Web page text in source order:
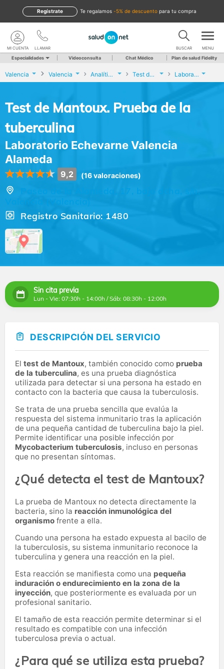
te regalamos -5% de descuento para tu compra
Regístrate
LLAMAR
MI CUENTA BUSCAR MENU
Especialidades Videoconsulta Chat Médico Plan de salud Fidelity
Valencia Valencia Analíticas y Genética Test de Mantoux. Prueba de la tuberculina Laboratorio Echevarne Valencia Alameda
Test de Mantoux. Prueba de la
tuberculina
Laboratorio Echevarne Valencia
Alameda
9,2 (16 valoraciones)
Paseo de la Alameda, 17, bajo dcha, s/n,
Registro Sanitario: 1480
Sin cita previa
Lun - Vie: 07:30h - 14:00h / Sáb: 08:30h - 12:00h
DESCRIPCIÓN DEL SERVICIO
El test de Mantoux, también conocido como prueba
de la tuberculina, es una prueba diagnóstica
utilizada para detectar si una persona ha estado en
contacto con la bacteria que causa la tuberculosis.
Se trata de una prueba sencilla que evalúa la
respuesta del sistema inmunitario tras la aplicación
de una pequeña cantidad de tuberculina bajo la piel.
Permite identificar una posible infección por
Mycobacterium tuberculosis, incluso en personas
que no presentan síntomas.
¿Qué detecta el test de Mantoux?
La prueba de Mantoux no detecta directamente la
bacteria, sino la reacción inmunológica del
organismo frente a ella.
Cuando una persona ha estado expuesta al bacilo de
la tuberculosis, su sistema inmunitario reconoce la
tuberculina y genera una reacción en la piel.
Esta reacción se manifiesta como una pequeña
induración o endurecimiento en la zona de la
inyección, que posteriormente es evaluada por un
profesional sanitario.
El tamaño de esta reacción permite determinar si el
resultado es compatible con una infección
tuberculosa previa o actual.
¿Para qué se utiliza esta prueba?